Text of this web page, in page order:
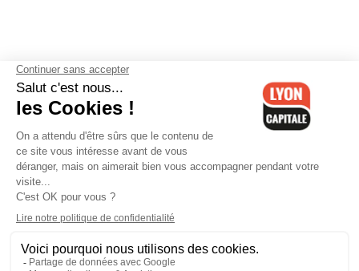
Contactez-nous-Mentions légales-CGV-Politique de